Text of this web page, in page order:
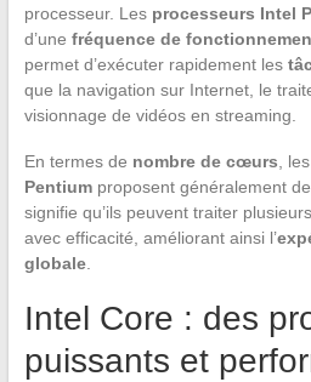
processeur. Les processeurs Intel
d’une fréquence de
permet d’exécuter rapidement les
que la navigation sur Internet, le
visionnage de vidéos en streaming.
En termes de nombre de cœurs, les
Pentiumproposent généralement
signifie qu’ils peuvent traiter
avec efficacité, améliorant ainsi l’
globale.
Intel Core : des
puissants et